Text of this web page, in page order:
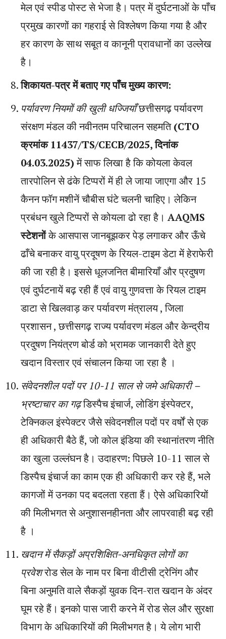
मेल एवं स्पीड पोस्ट से भेजा है। पत्र में दुर्घटनाओं के पाँच
प्रमुख कारणों का गहराई से विश्लेषण किया गया है और
हर कारण के साथ सबूत व कानूनी प्रावधानों का उल्लेख
है।
शिकायत-पत्र में बताए गए पाँच मुख्य कारण:
पर्यावरण नियमों की खुली धज्जियाँछत्तीसगढ़ पर्यावरण
संरक्षण मंडल की नवीनतम परिचालन सहमति(CTO
क्रमांक 11437/TS/CECB/2025, दिनांक
04.03.2025)में साफ लिखा है कि कोयला केवल
तारपोलिन से ढंके टिप्परों में ही ले जाया जाएगा और 15
कैनन फॉग मशीनें चौबीस घंटे चलनी चाहिए। लेकिन
प्रबंधन खुले टिप्परों से कोयला ढो रहा है। AAQMS
स्टेशनोंके आसपास जानबूझकर पेड़ लगाकर और ऊँचे
ढाँचे बनाकर वायु प्रदूषण के रियल-टाइम डेटा में हेराफेरी
की जा रही है। इससे धूलजनित बीमारियाँ और प्रदुषण
एवं दुर्घटनायें बढ़ रही हैं एवं वायु गुणवत्ता के रियल टाइम
डाटा से खिलवाड़ कर पर्यावरण मंत्रालय , जिला
प्रशासन , छत्तीसगढ़ राज्य पर्यावरण मंडल और केन्द्रीय
प्रदुषण नियंत्रण बोर्ड को भ्रामक जानकारी देते हुए
खदान विस्तार एवं संचालन किया जा रहा है ।
संवेदनशील पदों पर 10-11 साल से जमे अधिकारी –
भ्रष्टाचार का गढ़डिस्पैच इंचार्ज, लोडिंग इंस्पेक्टर,
टेक्निकल इंस्पेक्टर जैसे संवेदनशील पदों पर वर्षों से एक
ही अधिकारी बैठे हैं, जो कोल इंडिया की स्थानांतरण नीति
का खुला उल्लंघन है। उदाहरण: पिछले 10-11 साल से
डिस्पैच इंचार्ज का काम एक ही अधिकारी कर रहे हैं, भले
कागजों में उनका पद बदलता रहता हैं। ऐसे अधिकारियों
की मिलीभगत से अनुशासनहीनता और लापरवाही बढ़ रही
है ।
खदान में सैकड़ों अप्रशिक्षित-अनधिकृत लोगों का
प्रवेशरोड सेल के नाम पर बिना वीटीसी ट्रेनिंग और
बिना अनुमति वाले सैकड़ों युवक दिन-रात खदान के अंदर
घूम रहे हैं। इनको पास जारी करने में रोड सेल और सुरक्षा
विभाग के अधिकारियों की मिलीभगत है। ये लोग भारी